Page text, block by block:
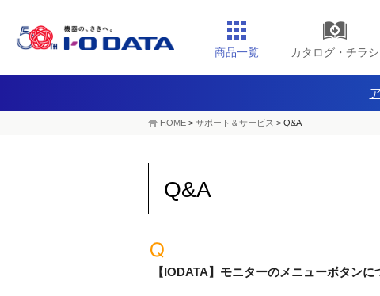
商品一覧 カタログ・チラシ
HOME > サポート＆サービス > Q&A
Q&A
【IODATA】モニターのメニューボタンに